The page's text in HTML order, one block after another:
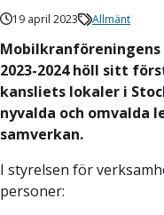
19 april 2023 Allmänt
2023-2024 höll sitt
kansliets lokaler i
nyvalda och omvalda
samverkan.
I styrelsen för
personer: